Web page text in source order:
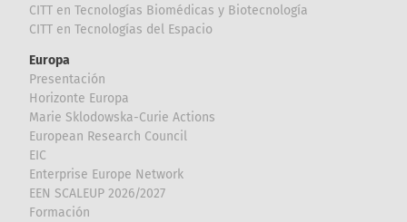
CITT en Tecnologías Biomédicas y Biotecnología
CITT en Tecnologías del Espacio
Europa
Presentación
Horizonte Europa
Marie Sklodowska-Curie Actions
European Research Council
EIC
Enterprise Europe Network
EEN SCALEUP 2026/2027
Formación